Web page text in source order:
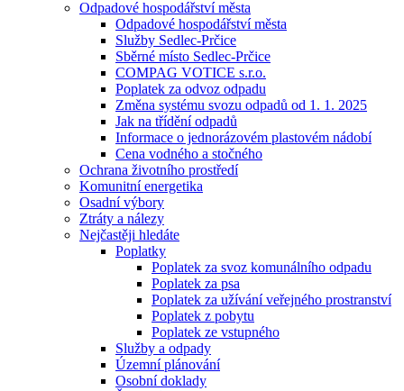
Odpadové hospodářství města
Odpadové hospodářství města
Služby Sedlec-Prčice
Sběrné místo Sedlec-Prčice
COMPAG VOTICE s.r.o.
Poplatek za odvoz odpadu
Změna systému svozu odpadů od 1. 1. 2025
Jak na třídění odpadů
Informace o jednorázovém plastovém nádobí
Cena vodného a stočného
Ochrana životního prostředí
Komunitní energetika
Osadní výbory
Ztráty a nálezy
Nejčastěji hledáte
Poplatky
Poplatek za svoz komunálního odpadu
Poplatek za psa
Poplatek za užívání veřejného prostranství
Poplatek z pobytu
Poplatek ze vstupného
Služby a odpady
Územní plánování
Osobní doklady